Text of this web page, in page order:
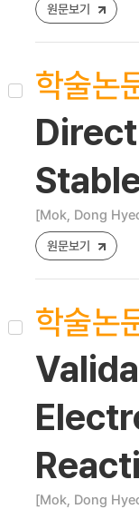
원문보기
학술논
[Mok, Dong
원문보기
학술논
[Mok, Dong